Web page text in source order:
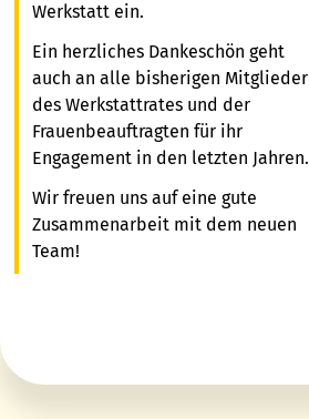
Werkstatt ein.
Ein herzliches Dankeschön geht
auch an alle bisherigen Mitglieder
des Werkstattrates und der
Frauenbeauftragten für ihr
Engagement in den letzten Jahren.
Wir freuen uns auf eine gute
Zusammenarbeit mit dem neuen
Team!